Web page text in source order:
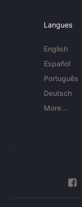
Langues
English
Español
Português
Deutsch
More...